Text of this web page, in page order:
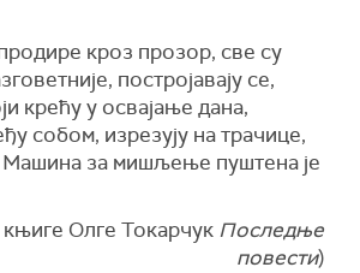
кроз прозор, све су
постројавају се,
крећу у освајање дана,
собом, изрезују на трачице,
Машина за мишљење пуштена је
Олге Токарчук Последње
повести)